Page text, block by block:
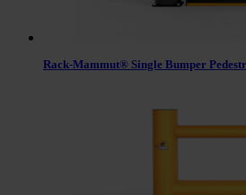
Rack-Mammut® Single Bumper